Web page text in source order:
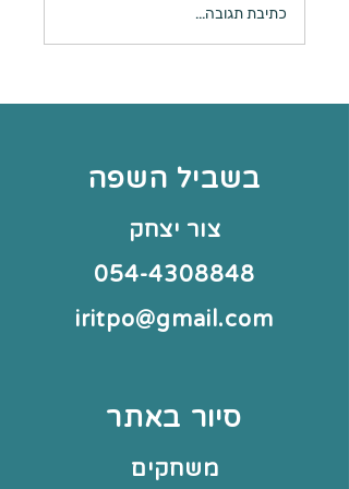
כתיבת תגובה...
בשביל השפה
צור יצחק
054-4308848
iritpo@gmail.com
סיור באתר
משחקים